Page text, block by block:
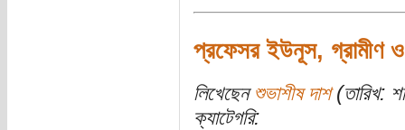
প্রফেসর ইউনূস, গ্রামীণ
লিখেছেন শুভাশীষ দাশ(তারিখ:
ক্যাটেগরি: